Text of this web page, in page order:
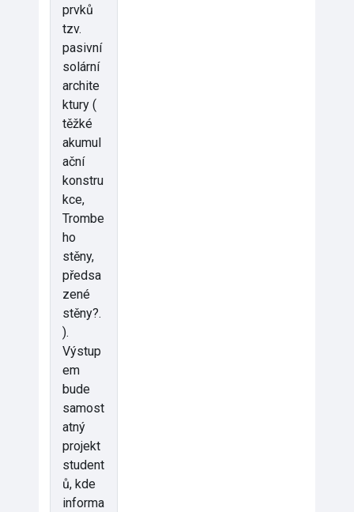
prvků
tzv.
pasivní
solární
archite
ktury (
těžké
akumul
ační
konstru
kce,
Trombe
ho
stěny,
předsa
zené
stěny?.
).
Výstup
em
bude
samost
atný
projekt
student
ů, kde
informa